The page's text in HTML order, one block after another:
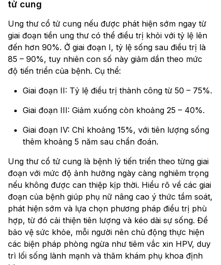
tử cung
Ung thư cổ tử cung nếu được phát hiện sớm ngay từ
giai đoạn tiền ung thư có thể điều trị khỏi với tỷ lệ lên
đến hơn 90%. Ở giai đoạn I, tỷ lệ sống sau điều trị là
85 – 90%, tuy nhiên con số này giảm dần theo mức
độ tiến triển của bệnh. Cụ thể:
Giai đoạn II: Tỷ lệ điều trị thành công từ 50 – 75%.
Giai đoạn III: Giảm xuống còn khoảng 25 – 40%.
Giai đoạn IV: Chỉ khoảng 15%, với tiên lượng sống
thêm khoảng 5 năm sau chẩn đoán.
Ung thư cổ tử cung là bệnh lý tiến triển theo từng giai
đoạn với mức độ ảnh hưởng ngày càng nghiêm trọng
nếu không được can thiệp kịp thời. Hiểu rõ về các giai
đoạn của bệnh giúp phụ nữ nâng cao ý thức tầm soát,
phát hiện sớm và lựa chọn phương pháp điều trị phù
hợp, từ đó cải thiện tiên lượng và kéo dài sự sống. Để
bảo vệ sức khỏe, mỗi người nên chủ động thực hiện
các biện pháp phòng ngừa như tiêm vắc xin HPV, duy
trì lối sống lành mạnh và thăm khám phụ khoa định